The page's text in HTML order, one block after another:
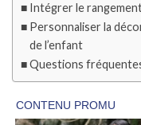
Intégrer le
Personnaliser la
de l’enfant
Questions